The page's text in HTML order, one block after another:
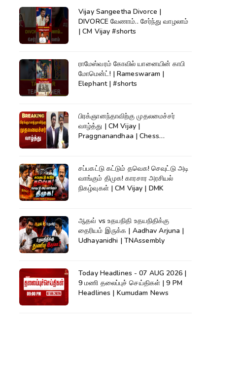
Vijay Sangeetha Divorce |
DIVORCE வேணாம்.. சேர்ந்து வாழலாம்
| CM Vijay #shorts
ராமேஸ்வரம் கோவில் யானையின் காபி
மோமென்ட்! | Rameswaram |
Elephant | #shorts
பிரக்ஞானந்தாவிற்கு முதலமைச்சர்
வாழ்த்து | CM Vijay |
Praggnanandhaa | Chess
சப்பகட்டு கட்டும் தவெக! செவுட்டு அடி
வாங்கும் திமுக! காரசார அரசியல்
நிகழ்வுகள் | CM Vijay | DMK
ஆதவ் vs உதயநிதி உதயநிதிக்கு
தைரியம் இருக்க | Aadhav Arjuna |
Udhayanidhi | TNAssembly
Today Headlines - 07 AUG 2026 |
9 மணி தலைப்புச் செய்திகள் | 9 PM
Headlines | Kumudam News